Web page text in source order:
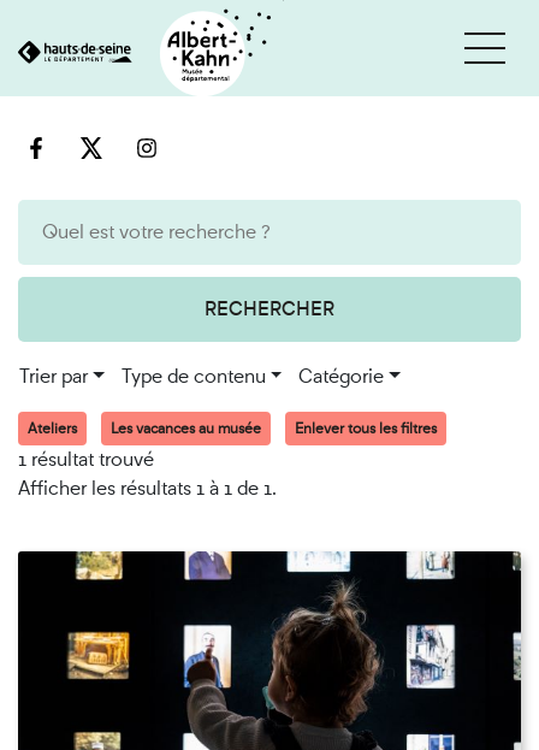
au
RECHERCHER
Trier par Type de contenu Catégorie
Ateliers Les vacances au musée Enlever tous les filtres
1 résultat trouvé
Afficher les résultats 1 à 1 de 1.
Cookies et traceurs utilisés sur ce site